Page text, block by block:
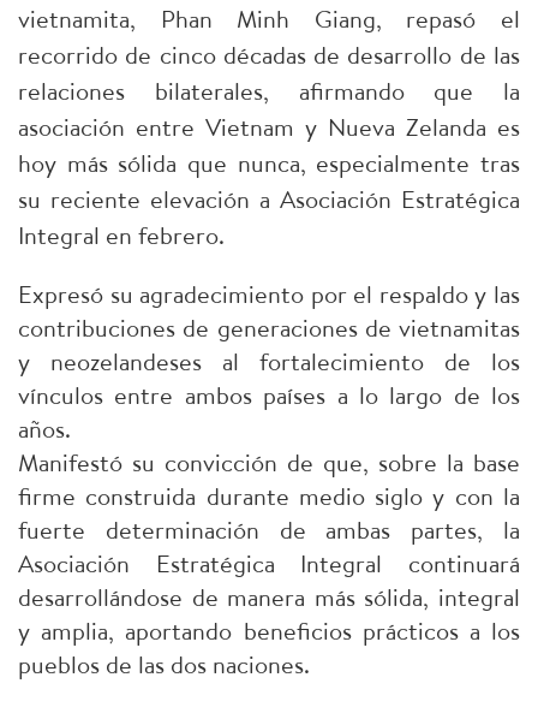
vietnamita, Phan Minh Giang, repasó el
recorrido de cinco décadas de desarrollo de las
relaciones bilaterales, afirmando que la
asociación entre Vietnam y Nueva Zelanda es
hoy más sólida que nunca, especialmente tras
su reciente elevación a Asociación Estratégica
Integral en febrero.
Expresó su agradecimiento por el respaldo y las
contribuciones de generaciones de vietnamitas
y neozelandeses al fortalecimiento de los
vínculos entre ambos países a lo largo de los
años.
Manifestó su convicción de que, sobre la base
firme construida durante medio siglo y con la
fuerte determinación de ambas partes, la
Asociación Estratégica Integral continuará
desarrollándose de manera más sólida, integral
y amplia, aportando beneficios prácticos a los
pueblos de las dos naciones.